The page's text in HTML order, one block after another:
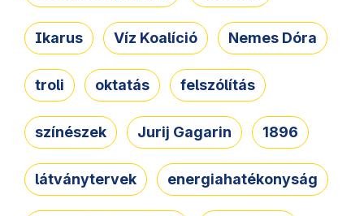
Ikarus Víz Koalíció Nemes Dóra
troli oktatás felszólítás
színészek Jurij Gagarin 1896
látványtervek energiahatékonyság